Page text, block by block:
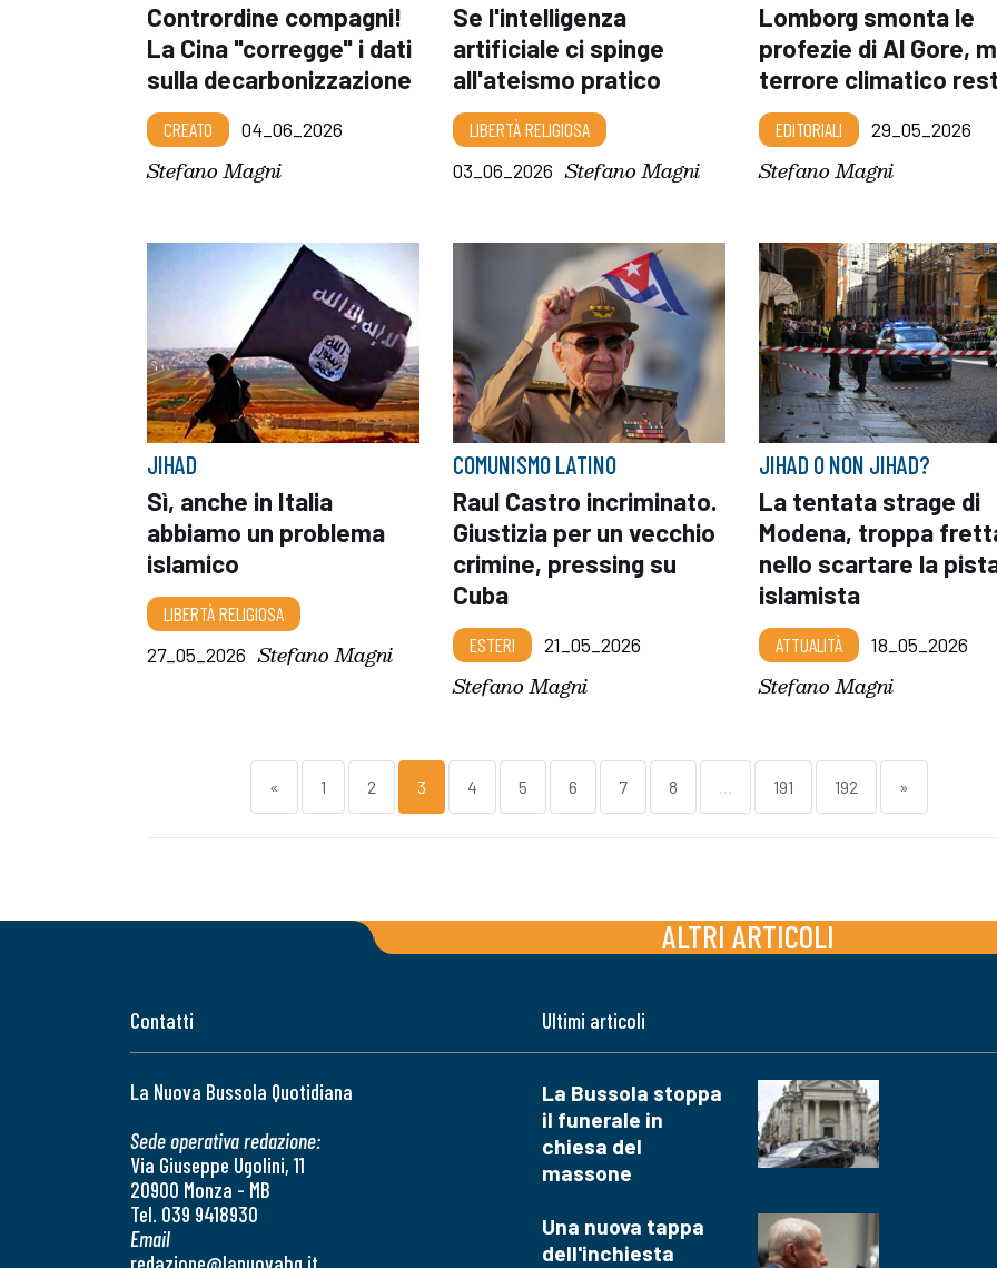
Contrordine compagni!
La Cina "corregge" i dati
sulla decarbonizzazione
CREATO 04_06_2026
Stefano Magni
Se l'intelligenza
artificiale ci spinge
all'ateismo pratico
LIBERTÀ RELIGIOSA
03_06_2026 Stefano Magni
Lomborg smonta le
profezie di Al Gore,
terrore climatico
EDITORIALI 29_05_2026
Stefano Magni
JIHAD
Sì, anche in Italia
abbiamo un problema
islamico
LIBERTÀ RELIGIOSA
27_05_2026 Stefano Magni
COMUNISMO LATINO
Raul Castro incriminato.
Giustizia per un vecchio
crimine, pressing su
Cuba
ESTERI 21_05_2026
Stefano Magni
JIHAD O NON JIHAD?
La tentata strage di
Modena, troppa
nello scartare la
islamista
ATTUALITÀ 18_05_2026
Stefano Magni
« 1 2 3 4 5 6 7 8 ... 191 192 »
ALTRI ARTICOLI
Contatti
La Nuova Bussola Quotidiana
Sede operativa redazione:
Via Giuseppe Ugolini, 11
20900 Monza - MB
Tel. 039 9418930
Email
redazione@lanuovabq.it
Ultimi articoli
La Bussola stoppa
il funerale in
chiesa del
massone
Una nuova tappa
dell'inchiesta